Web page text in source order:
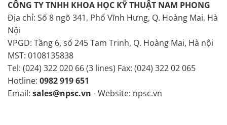
CÔNG TY TNHH KHOA HỌC KỸ THUẬT NAM PHONG
Địa chỉ: Số 8 ngõ 341, Phố Vĩnh Hưng, Q. Hoàng Mai, Hà
Nội
VPGD: Tầng 6, số 245 Tam Trinh, Q. Hoàng Mai, Hà nội
MST: 0108135838
Tel: (024) 322 020 66 (3 lines) Fax: (024) 322 02 065
Hotline: 0982 919 651
Email: sales@npsc.vn - Website: npsc.vn